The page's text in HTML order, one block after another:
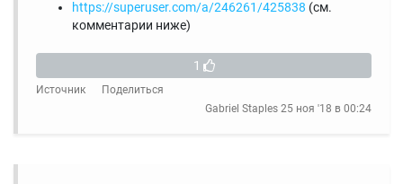
https://superuser.com/a/246261/425838 (см.
комментарии ниже)
1
Источник
Поделиться
Gabriel Staples 25 ноя '18 в 00:24